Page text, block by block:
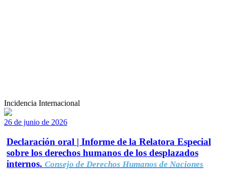
Incidencia Internacional
26 de junio de 2026
Declaración oral | Informe de la Relatora Especial
sobre los derechos humanos de los desplazados
internos. Consejo de Derechos Humanos de Naciones